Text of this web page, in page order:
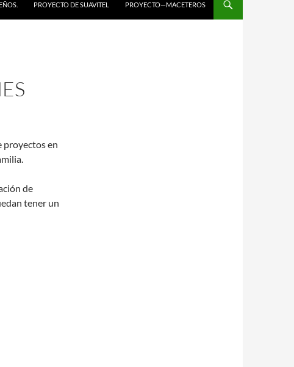
PROYECTO DE SUAVITEL PROYECTO—MACETEROS
proyectos en
.
de
tener un